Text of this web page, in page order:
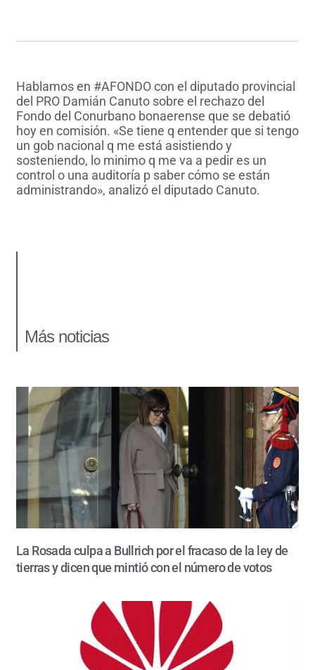
Hablamos en #AFONDO con el diputado provincial
del PRO Damián Canuto sobre el rechazo del
Fondo del Conurbano bonaerense que se debatió
hoy en comisión. «Se tiene q entender que si tengo
un gob nacional q me está asistiendo y
sosteniendo, lo minimo q me va a pedir es un
control o una auditoría p saber cómo se están
administrando», analizó el diputado Canuto.
Más noticias
La Rosada culpa a Bullrich por el fracaso de la ley de
tierras y dicen que mintió con el número de votos